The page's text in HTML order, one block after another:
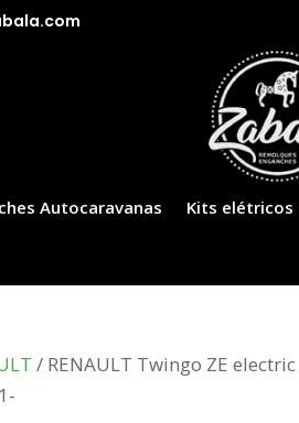
Autocaravanas Kits elétricos
/ RENAULT Twingo ZE